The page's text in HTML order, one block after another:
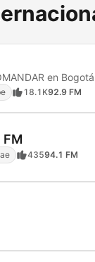
en Bogotá
18.1K92.9 FM
FM
43594.1 FM